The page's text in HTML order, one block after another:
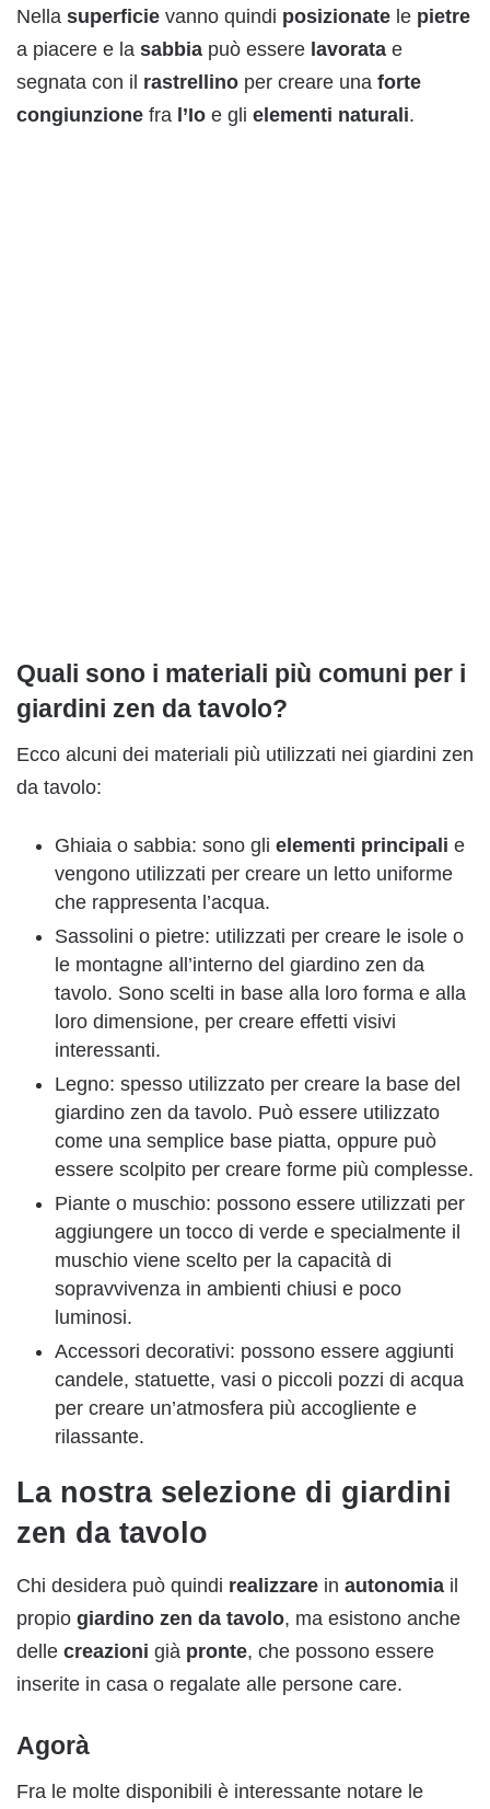
Nella superficie vanno quindi posizionate le pietre
a piacere e la sabbia può essere lavorata e
segnata con il rastrellino per creare una forte
congiunzione fra l’Io e gli elementi naturali.
Quali sono i materiali più comuni per i
giardini zen da tavolo?
Ecco alcuni dei materiali più utilizzati nei giardini zen
da tavolo:
Ghiaia o sabbia: sono gli elementi principali e
vengono utilizzati per creare un letto uniforme
che rappresenta l’acqua.
Sassolini o pietre: utilizzati per creare le isole o
le montagne all’interno del giardino zen da
tavolo. Sono scelti in base alla loro forma e alla
loro dimensione, per creare effetti visivi
interessanti.
Legno: spesso utilizzato per creare la base del
giardino zen da tavolo. Può essere utilizzato
come una semplice base piatta, oppure può
essere scolpito per creare forme più complesse.
Piante o muschio: possono essere utilizzati per
aggiungere un tocco di verde e specialmente il
muschio viene scelto per la capacità di
sopravvivenza in ambienti chiusi e poco
luminosi.
Accessori decorativi: possono essere aggiunti
candele, statuette, vasi o piccoli pozzi di acqua
per creare un’atmosfera più accogliente e
rilassante.
La nostra selezione di giardini
zen da tavolo
Chi desidera può quindi realizzare in autonomia il
propio giardino zen da tavolo, ma esistono anche
delle creazioni già pronte, che possono essere
inserite in casa o regalate alle persone care.
Agorà
Fra le molte disponibili è interessante notare le